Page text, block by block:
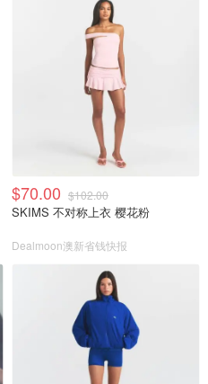
$70.00 $102.00
SKIMS 不对称上衣 樱花粉
Dealmoon澳新省钱快报